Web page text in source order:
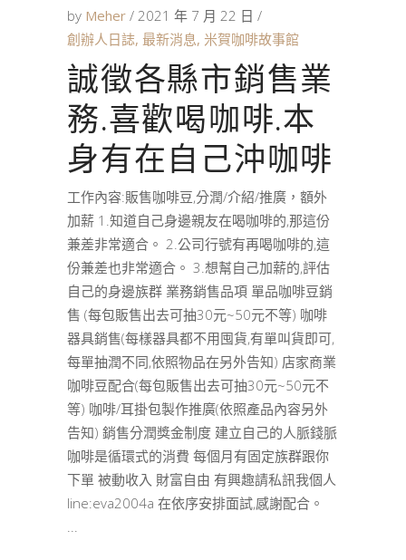
by Meher
2021 年 7 月 22 日
創辦人日誌, 最新消息, 米賀咖啡故事館
誠徵各縣市銷售業
務.喜歡喝咖啡.本
身有在自己沖咖啡
工作內容:販售咖啡豆,分潤/介紹/推廣，額外
加薪 1.知道自己身邊親友在喝咖啡的,那這份
兼差非常適合。 2.公司行號有再喝咖啡的,這
份兼差也非常適合。 3.想幫自己加薪的,評估
自己的身邊族群 業務銷售品項 單品咖啡豆銷
售 (每包販售出去可抽30元~50元不等) 咖啡
器具銷售(每樣器具都不用囤貨,有單叫貨即可,
每單抽潤不同,依照物品在另外告知) 店家商業
咖啡豆配合(每包販售出去可抽30元~50元不
等) 咖啡/耳掛包製作推廣(依照產品內容另外
告知) 銷售分潤獎金制度 建立自己的人脈錢脈
咖啡是循環式的消費 每個月有固定族群跟你
下單 被動收入 財富自由 有興趣請私訊我個人
line:eva2004a 在依序安排面試,感謝配合。